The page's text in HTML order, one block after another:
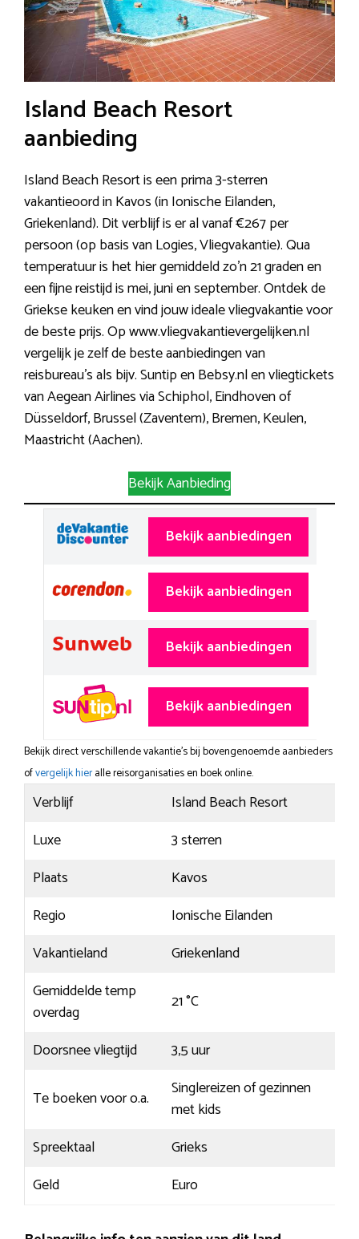
Island Beach Resort
aanbieding
Island Beach Resort is een prima 3-sterren
vakantieoord in Kavos (in Ionische Eilanden,
Griekenland). Dit verblijf is er al vanaf €267 per
persoon (op basis van Logies, Vliegvakantie). Qua
temperatuur is het hier gemiddeld zo’n 21 graden en
een fijne reistijd is mei, juni en september. Ontdek de
Griekse keuken en vind jouw ideale vliegvakantie voor
de beste prijs. Op www.vliegvakantievergelijken.nl
vergelijk je zelf de beste aanbiedingen van
reisbureau’s als bijv. Suntip en Bebsy.nl en vliegtickets
van Aegean Airlines via Schiphol, Eindhoven of
Düsseldorf, Brussel (Zaventem), Bremen, Keulen,
Maastricht (Aachen).
Bekijk Aanbieding
Bekijk aanbiedingen
Bekijk aanbiedingen
Bekijk aanbiedingen
Bekijk aanbiedingen
Bekijk direct verschillende vakantie's bij bovengenoemde aanbieders
ofvergelijk hieralle reisorganisaties en boek online.
Verblijf
Island Beach Resort
Luxe
3 sterren
Plaats
Kavos
Regio
Ionische Eilanden
Vakantieland
Griekenland
Gemiddelde temp
overdag
21 °C
Doorsnee vliegtijd
3,5 uur
Te boeken voor o.a.
Singlereizen of gezinnen
met kids
Spreektaal
Grieks
Geld
Euro